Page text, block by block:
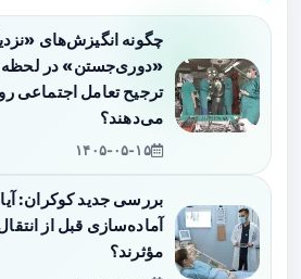
چگونه انگیزش‌های
«دوری‌جستن» در لحظه
ترجیح تعامل اجتماعی
می‌دهند؟
۱۴۰۵-۰۵-۱۵
بررسی جدید کوکران:
مؤثرند؟